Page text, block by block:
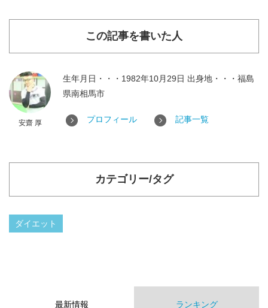
この記事を書いた人
安齋 厚
生年月日・・・1982年10月29日 出身地・・・福島
県南相馬市
プロフィール 記事一覧
カテゴリー/タグ
ダイエット
最新情報 ランキング